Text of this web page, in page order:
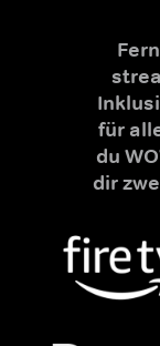
für
du
dir